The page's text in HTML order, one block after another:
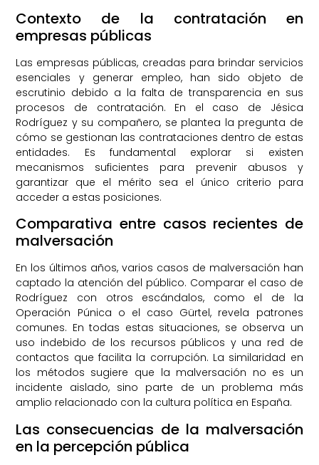
Contexto de la contratación en
empresas públicas
Las empresas públicas, creadas para brindar servicios
esenciales y generar empleo, han sido objeto de
escrutinio debido a la falta de transparencia en sus
procesos de contratación. En el caso de Jésica
Rodríguez y su compañero, se plantea la pregunta de
cómo se gestionan las contrataciones dentro de estas
entidades. Es fundamental explorar si existen
mecanismos suficientes para prevenir abusos y
garantizar que el mérito sea el único criterio para
acceder a estas posiciones.
Comparativa entre casos recientes de
malversación
En los últimos años, varios casos de malversación han
captado la atención del público. Comparar el caso de
Rodríguez con otros escándalos, como el de la
Operación Púnica o el caso Gürtel, revela patrones
comunes. En todas estas situaciones, se observa un
uso indebido de los recursos públicos y una red de
contactos que facilita la corrupción. La similaridad en
los métodos sugiere que la malversación no es un
incidente aislado, sino parte de un problema más
amplio relacionado con la cultura política en España.
Las consecuencias de la malversación
en la percepción pública